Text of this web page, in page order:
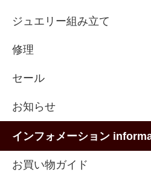
ジュエリー組み立て
修理
セール
お知らせ
インフォメーション
お買い物ガイド